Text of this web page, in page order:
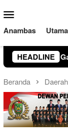
ke
kontenMobile
Anambas Utama
HEADLINE
Soroti
Beranda Daerah